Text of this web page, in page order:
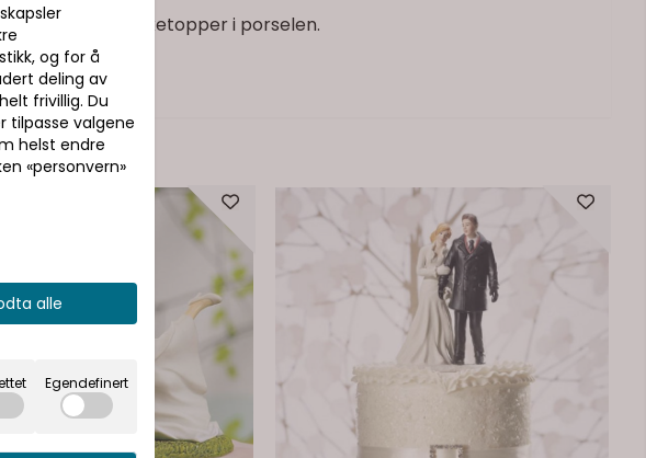
håndmalte kaketopper i porselen.
og for å
deling av
frivillig. Du
tilpasse valgene
helst endre
«personvern»
alle
Egendefinert